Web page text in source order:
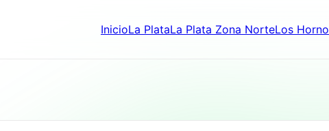
InicioLa PlataLa Plata Zona NorteLos